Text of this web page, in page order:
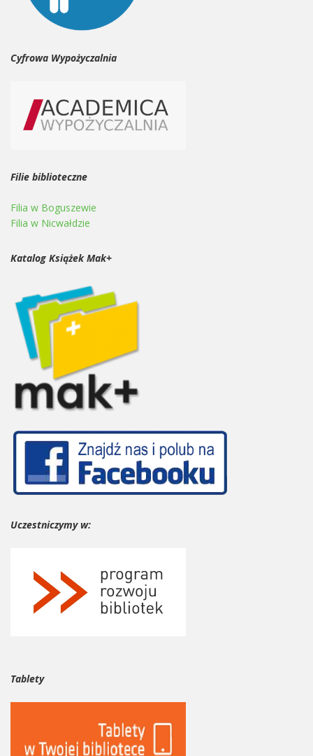
Cyfrowa Wypożyczalnia
Filie biblioteczne
Filia w Boguszewie
Filia w Nicwałdzie
Katalog Książek Mak+
Uczestniczymy w:
Tablety